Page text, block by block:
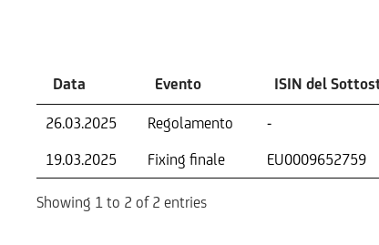
Data Evento ISIN del
26.03.2025 Regolamento -
19.03.2025
Fixing finale EU0009652759
Showing 1 to 2 of 2 entries